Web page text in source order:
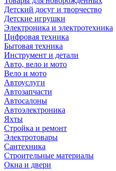
Детский досуг и творчество
Детские игрушки
Электроника и электротехника
Цифровая техника
Бытовая техника
Инструмент и детали
Авто, вело и мото
Вело и мото
Автоуслуги
Автозапчасти
Автосалоны
Автоэлектроника
Яхты
Стройка и ремонт
Электротовары
Сантехника
Строительные материалы
Окна и двери